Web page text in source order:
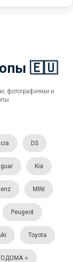
🇪🇺
фотографиями и
DS
Kia
MINI
Peugeot
Toyota
⭐️